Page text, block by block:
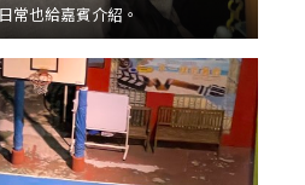
常也給嘉賓介紹。